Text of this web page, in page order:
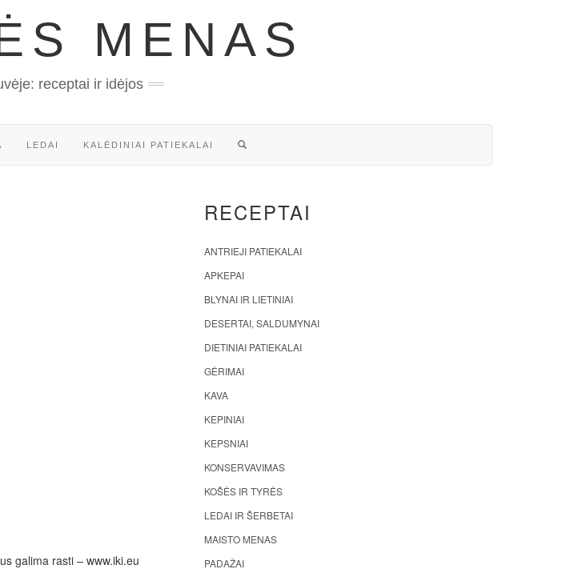
MENAS
receptai ir idėjos
LEDAI KALĖDINIAI PATIEKALAI
galima rasti – www.iki.eu
RECEPTAI
ANTRIEJI PATIEKALAI
APKEPAI
BLYNAI IR LIETINIAI
DESERTAI, SALDUMYNAI
DIETINIAI PATIEKALAI
GĖRIMAI
KAVA
KEPINIAI
KEPSNIAI
KONSERVAVIMAS
KOŠĖS IR TYRĖS
LEDAI IR ŠERBETAI
MAISTO MENAS
PADAŽAI